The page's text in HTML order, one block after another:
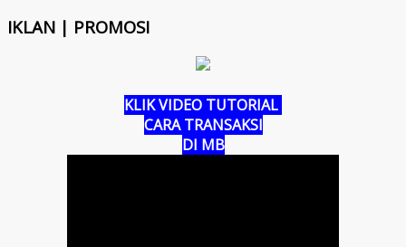
IKLAN | PROMOSI
KLIK VIDEO TUTORIAL
CARA TRANSAKSI
DI MB